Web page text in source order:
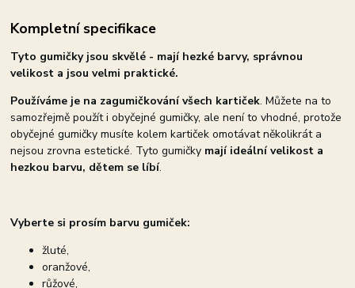
Kompletní specifikace
Tyto gumičky jsou skvělé - mají hezké barvy, správnou
velikost a jsou velmi praktické.
Používáme je na zagumičkování všech kartiček. Můžete na to
samozřejmě použít i obyčejné gumičky, ale není to vhodné, protože
obyčejné gumičky musíte kolem kartiček omotávat několikrát a
nejsou zrovna estetické. Tyto gumičky mají ideální velikost a
hezkou barvu, dětem se líbí.
Vyberte si prosím barvu gumiček:
žluté,
oranžové,
růžové,